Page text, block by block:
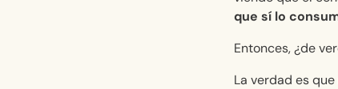
que sí lo
Entonces, ¿de
La verdad es